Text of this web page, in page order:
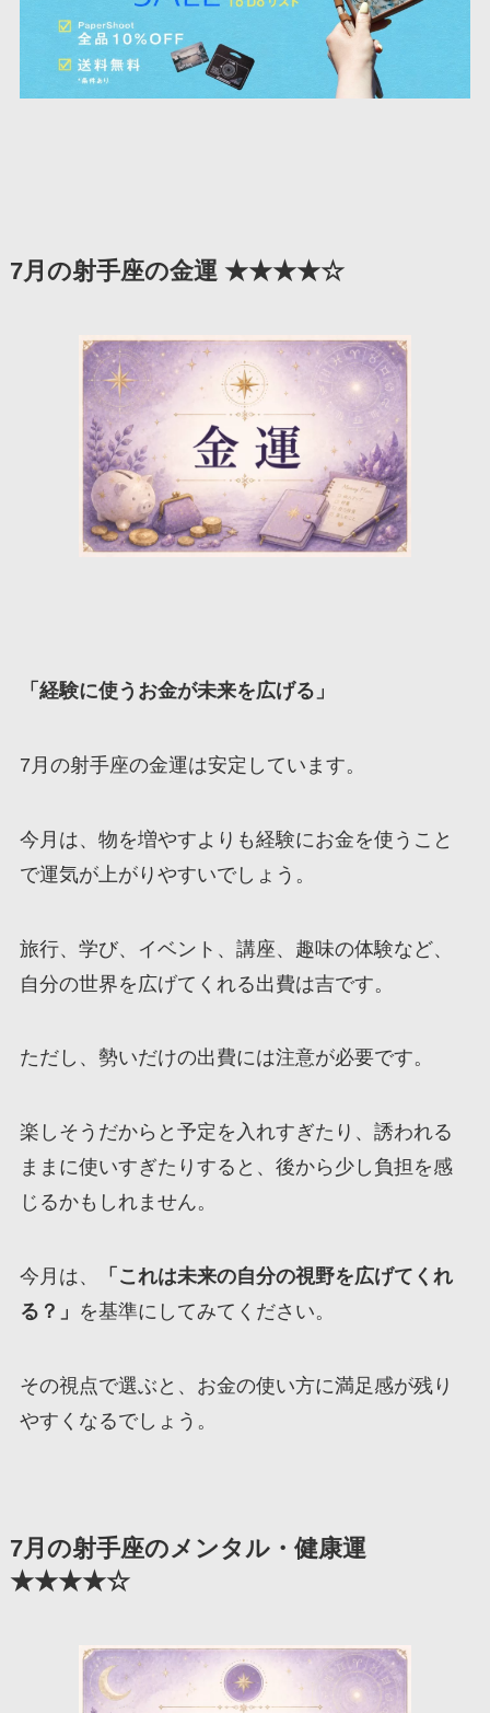
7月の射手座の金運 ★★★★☆
「経験に使うお金が未来を広げる」
7月の射手座の金運は安定しています。
今月は、物を増やすよりも経験にお金を使うこと
で運気が上がりやすいでしょう。
旅行、学び、イベント、講座、趣味の体験など、
自分の世界を広げてくれる出費は吉です。
ただし、勢いだけの出費には注意が必要です。
楽しそうだからと予定を入れすぎたり、誘われる
ままに使いすぎたりすると、後から少し負担を感
じるかもしれません。
今月は、
「これは未来の自分の視野を広げてくれ
る？」 を基準にしてみてください。
その視点で選ぶと、お金の使い方に満足感が残り
やすくなるでしょう。
7月の射手座のメンタル・健康運
★★★★☆